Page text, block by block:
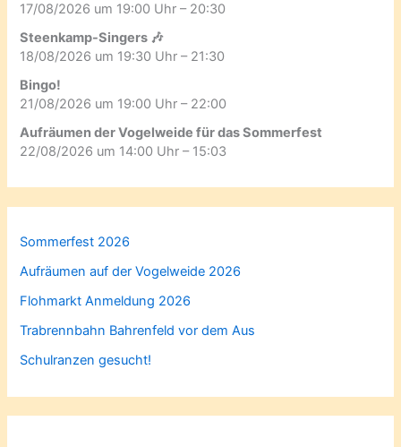
17/08/2026 um 19:00 Uhr – 20:30
Steenkamp-Singers 🎶
18/08/2026 um 19:30 Uhr – 21:30
Bingo!
21/08/2026 um 19:00 Uhr – 22:00
Aufräumen der Vogelweide für das Sommerfest
22/08/2026 um 14:00 Uhr – 15:03
Sommerfest 2026
Aufräumen auf der Vogelweide 2026
Flohmarkt Anmeldung 2026
Trabrennbahn Bahrenfeld vor dem Aus
Schulranzen gesucht!